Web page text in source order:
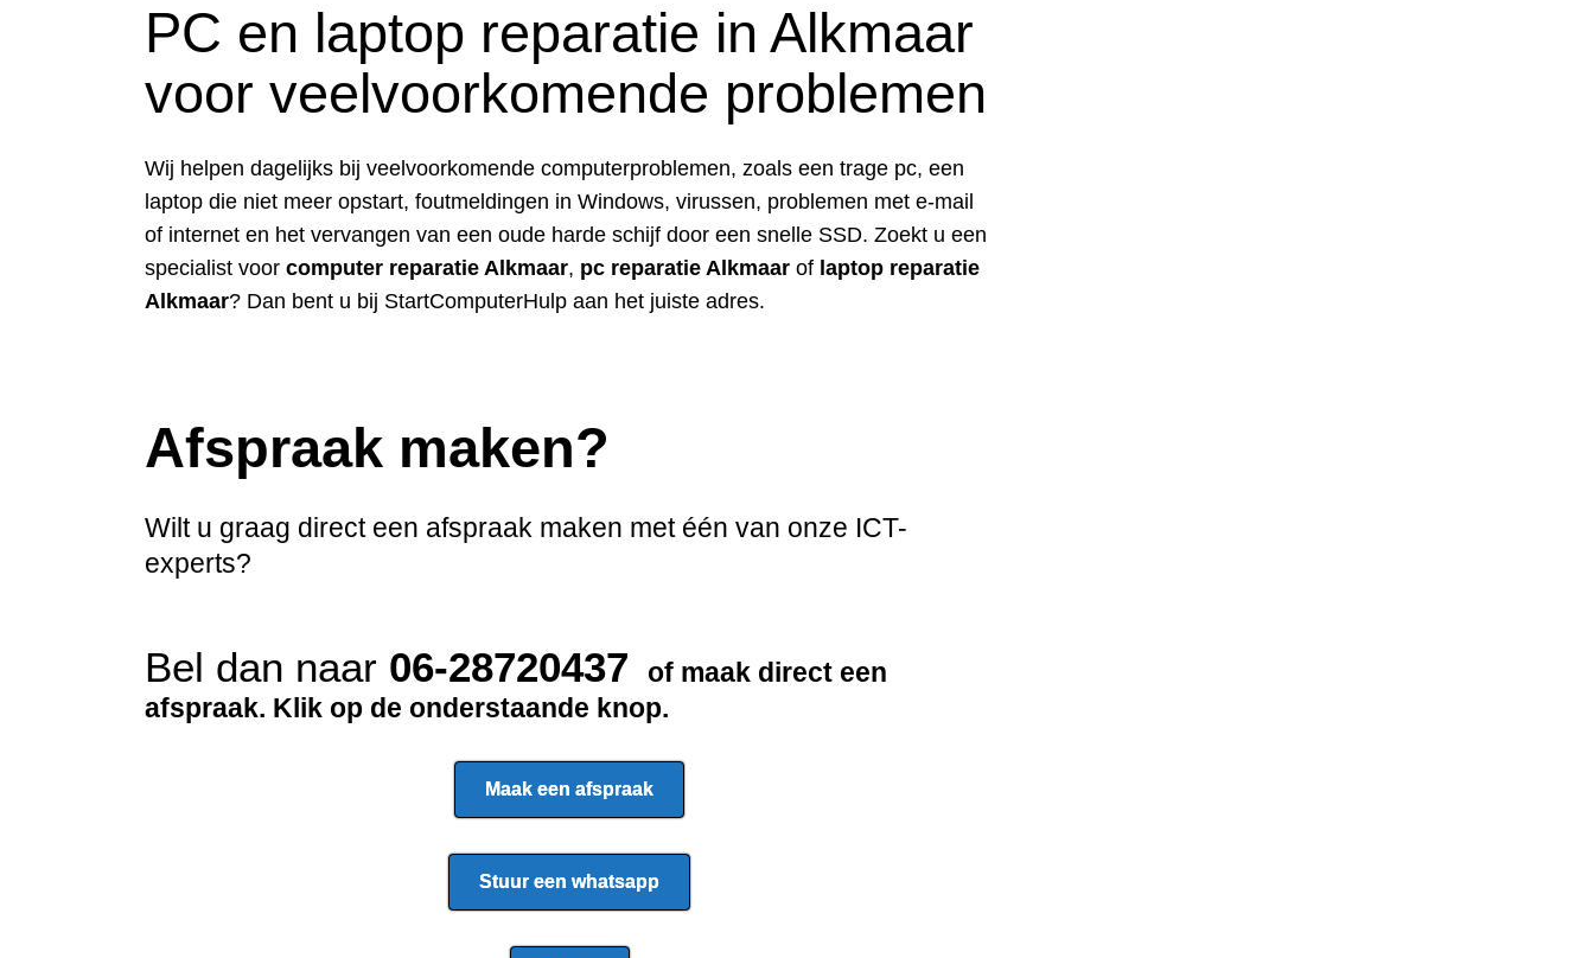
PC en laptop reparatie in Alkmaar
voor veelvoorkomende problemen
Wij helpen dagelijks bij veelvoorkomende computerproblemen, zoals een trage pc, een
laptop die niet meer opstart, foutmeldingen in Windows, virussen, problemen met e-mail
of internet en het vervangen van een oude harde schijf door een snelle SSD. Zoekt u een
specialist voor computer reparatie Alkmaar, pc reparatie Alkmaar of laptop reparatie
Alkmaar? Dan bent u bij StartComputerHulp aan het juiste adres.
Afspraak maken?
Wilt u graag direct een afspraak maken met één van onze ICT-
experts?
Bel dan naar 06-28720437
of maak direct een
afspraak. Klik op de onderstaande knop.
Maak een afspraak
Stuur een whatsapp